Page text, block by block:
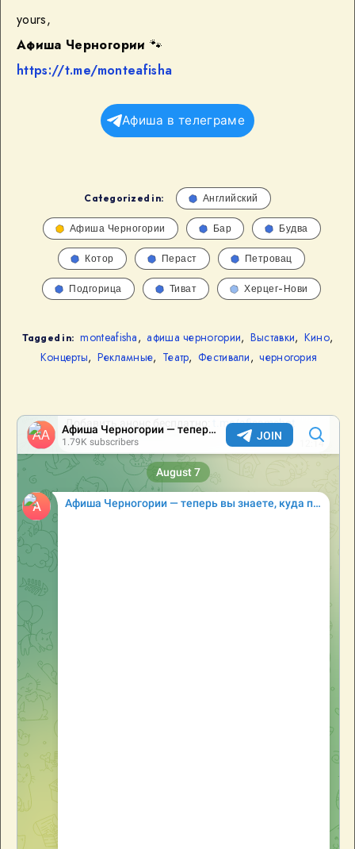
yours,
Афиша Черногории 🐾
https://t.me/monteafisha
Афиша в телеграме
Categorized in: Английский
Афиша Черногории Бар Будва
Котор Пераст Петровац
Подгорица Тиват Херцег-Нови
Tagged in: monteafisha, афиша черногории, Выставки, Кино,
Концерты, Рекламные, Театр, Фестивали, черногория